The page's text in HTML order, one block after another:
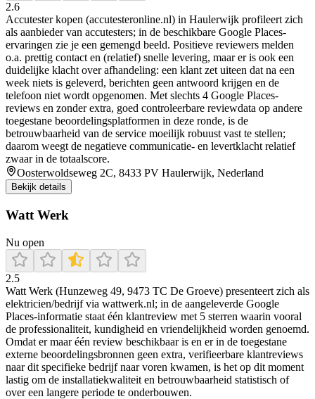
2.6
Accutester kopen (accutesteronline.nl) in Haulerwijk profileert zich
als aanbieder van accutesters; in de beschikbare Google Places-
ervaringen zie je een gemengd beeld. Positieve reviewers melden
o.a. prettig contact en (relatief) snelle levering, maar er is ook een
duidelijke klacht over afhandeling: een klant zet uiteen dat na een
week niets is geleverd, berichten geen antwoord krijgen en de
telefoon niet wordt opgenomen. Met slechts 4 Google Places-
reviews en zonder extra, goed controleerbare reviewdata op andere
toegestane beoordelingsplatformen in deze ronde, is de
betrouwbaarheid van de service moeilijk robuust vast te stellen;
daarom weegt de negatieve communicatie- en levertklacht relatief
zwaar in de totaalscore.
Oosterwoldseweg 2C, 8433 PV Haulerwijk, Nederland
Bekijk details
Watt Werk
Nu open
2.5
Watt Werk (Hunzeweg 49, 9473 TC De Groeve) presenteert zich als
elektricien/bedrijf via wattwerk.nl; in de aangeleverde Google
Places-informatie staat één klantreview met 5 sterren waarin vooral
de professionaliteit, kundigheid en vriendelijkheid worden genoemd.
Omdat er maar één review beschikbaar is en er in de toegestane
externe beoordelingsbronnen geen extra, verifieerbare klantreviews
naar dit specifieke bedrijf naar voren kwamen, is het op dit moment
lastig om de installatiekwaliteit en betrouwbaarheid statistisch of
over een langere periode te onderbouwen.